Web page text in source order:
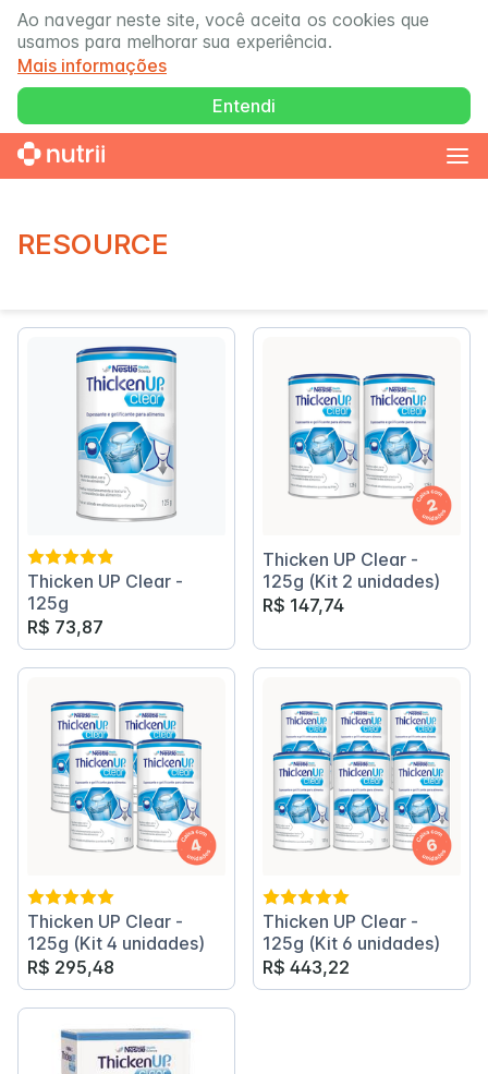
Ao navegar neste site, você aceita os cookies que
usamos para melhorar sua experiência.
Mais informações
Entendi
RESOURCE
Thicken UP Clear -
125g
R$ 73,87
Thicken UP Clear -
125g (Kit 2 unidades)
R$ 147,74
Thicken UP Clear -
125g (Kit 4 unidades)
R$ 295,48
Thicken UP Clear -
125g (Kit 6 unidades)
R$ 443,22